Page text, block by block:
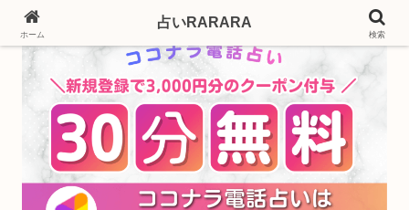
ホーム
占いRARARA
検索